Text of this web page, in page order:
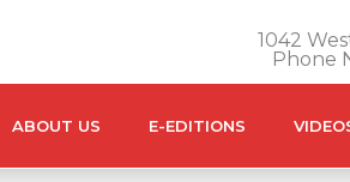
1042
Phone
ABOUT US E-EDITIONS